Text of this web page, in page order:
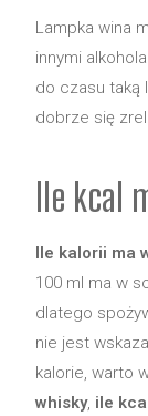
Lampka wina
innymi
do czasu taką
dobrze się
Ile kcal
Ile kalorii ma
100 ml ma w
dlatego
nie jest
kalorie, warto
whisky, ile